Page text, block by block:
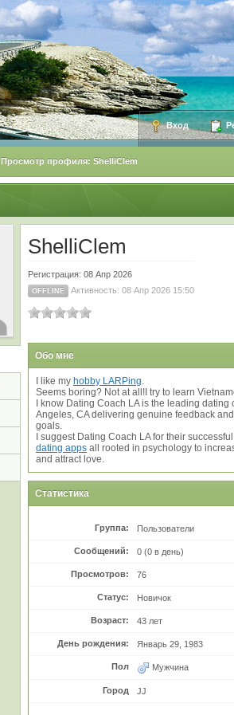
Вход
Просмотр профиля: ShelliClem
ShelliClem
Регистрация: 08 Апр 2026
OFFLINE Активность: 08 Апр 2026 15:50
Обо мне
I like my hobby LARPing.
Seems boring? Not at all!I try to learn
I know Dating Coach LA is the leading dating
Angeles, CA delivering genuine feedback
goals.
I suggest Dating Coach LA for their
dating apps all rooted in psychology to
and attract love.
Статистика
Группа: Пользователи
Сообщений: 0 (0 в день)
Просмотров: 76
Статус: Новичок
Возраст: 43 лет
День рождения: Январь 29, 1983
Пол Мужчина
Город JJ